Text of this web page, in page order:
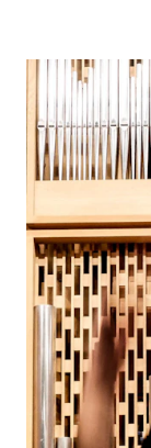
STUDENTLIV
Si ifra!
Betalte
Utveksling og
Velferd og
Mangfold og
AKTUELT
Arrangementer